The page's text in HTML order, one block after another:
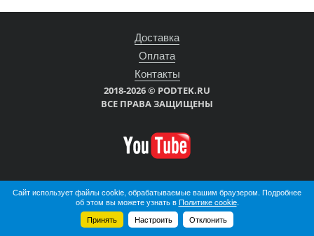
Регистрация
0 позицийна сумму0 руб.
Доставка
Оплата
Контакты
2018-2026 © PODTEK.RU
ВСЕ ПРАВА ЗАЩИЩЕНЫ
Сайт использует файлы cookie, обрабатываемые вашим браузером. Подробнее
об этом вы можете узнать вПолитике cookie.
Принять
Настроить Отклонить